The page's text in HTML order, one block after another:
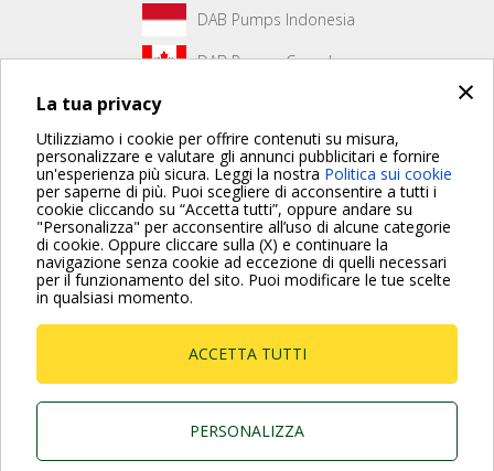
×
La tua privacy
Utilizziamo i cookie per offrire contenuti su misura,
personalizzare e valutare gli annunci pubblicitari e fornire
un'esperienza più sicura. Leggi la nostra Politica sui cookie
per saperne di più. Puoi scegliere di acconsentire a tutti i
cookie cliccando su “Accetta tutti”, oppure andare su
"Personalizza" per acconsentire all’uso di alcune categorie
di cookie. Oppure cliccare sulla (X) e continuare la
navigazione senza cookie ad eccezione di quelli necessari
per il funzionamento del sito. Puoi modificare le tue scelte
in qualsiasi momento.
ACCETTA TUTTI
PERSONALIZZA
DAB Pumps Indonesia
DAB Pumps Canada
Non è stato creato alcun contenuto per la prima pagina.
Per maggiori informazioni consulta anche le Domande più
Frequenti
P.I. 03675230282 - R.E.A. Padova N. 328200- Cap.